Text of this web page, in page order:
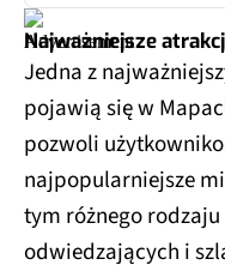
Najważniejsze
Jedna z
pojawią się w
pozwoli
najpopularniejsze
tym różnego
odwiedzających i